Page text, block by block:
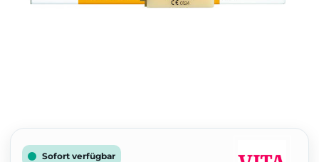
Sofort verfügbar